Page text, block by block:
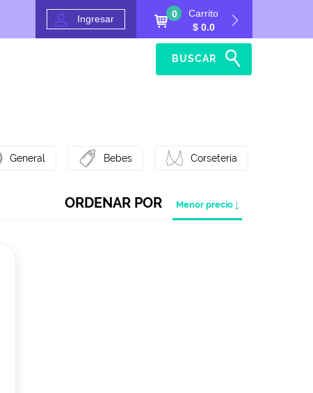
Ingresar 0
Carrito
$ 0.0
BUSCAR
General Bebes Corseteria
ORDENAR POR Menor precio